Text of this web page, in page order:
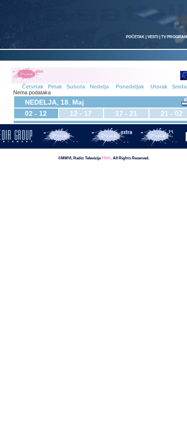
POČETAK| VESTI TV PROGRAM
Četvrtak Petak Subota Nedelja Ponedeljak Utorak
Sreda
Nema podataka
NEDELJA, 18. Maj
02 - 12
12 - 17 17 - 21 21 - 02
©MMVI, Radio Televizija PINK. All Rights Reserved.